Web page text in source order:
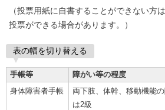
（投票用紙に自書することができない方
投票ができる場合があります。）
表の幅を切り替える
手帳等
障がい等の程度
身体障害者手帳
両下肢、体幹、移動機能
は2級